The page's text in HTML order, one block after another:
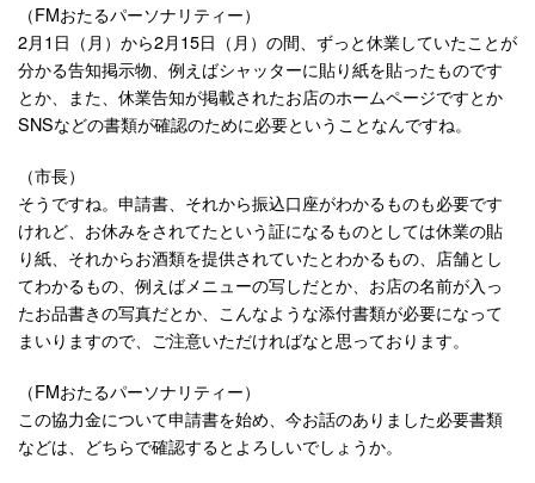
（FMおたるパーソナリティー）
2月1日（月）から2月15日（月）の間、ずっと休業していたことが
分かる告知掲示物、例えばシャッターに貼り紙を貼ったものです
とか、また、休業告知が掲載されたお店のホームページですとか
SNSなどの書類が確認のために必要ということなんですね。
（市長）
そうですね。申請書、それから振込口座がわかるものも必要です
けれど、お休みをされてたという証になるものとしては休業の貼
り紙、それからお酒類を提供されていたとわかるもの、店舗とし
てわかるもの、例えばメニューの写しだとか、お店の名前が入っ
たお品書きの写真だとか、こんなような添付書類が必要になって
まいりますので、ご注意いただければなと思っております。
（FMおたるパーソナリティー）
この協力金について申請書を始め、今お話のありました必要書類
などは、どちらで確認するとよろしいでしょうか。